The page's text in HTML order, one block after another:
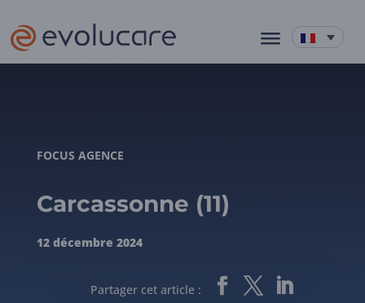
FOCUS AGENCE
Carcassonne (11)
12 décembre 2024
Partager cet article :